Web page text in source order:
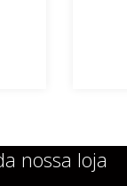
nossa loja